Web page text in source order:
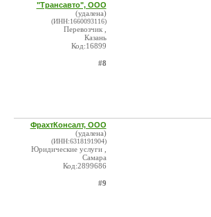
"Трансавто", ООО
(удалена)
(ИНН:1660093116)
Перевозчик ,
Казань
Код:16899
#8
ФрахтКонсалт, ООО
(удалена)
(ИНН:6318191904)
Юридические услуги ,
Самара
Код:2899686
#9